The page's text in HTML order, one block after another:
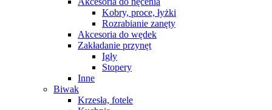
Kobry, proce, łyżki
Rozrabianie zanęty
Akcesoria do wędek
Zakładanie przynęt
Igły
Stopery
Inne
Biwak
Krzesła, fotele